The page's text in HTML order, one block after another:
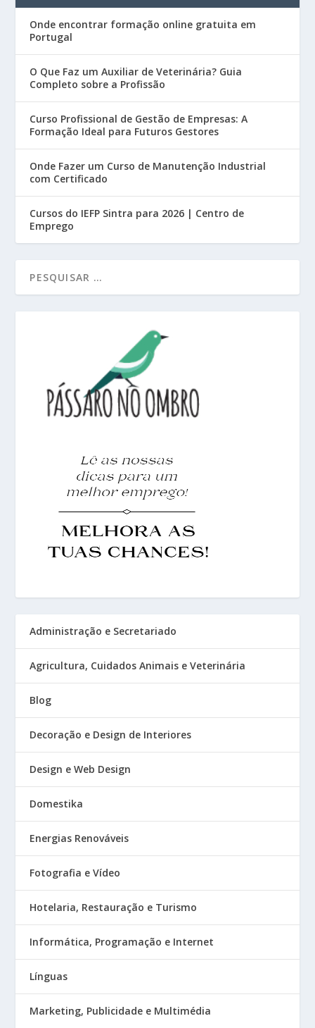
Onde encontrar formação online gratuita em
Portugal
O Que Faz um Auxiliar de Veterinária? Guia
Completo sobre a Profissão
Curso Profissional de Gestão de Empresas: A
Formação Ideal para Futuros Gestores
Onde Fazer um Curso de Manutenção Industrial
com Certificado
Cursos do IEFP Sintra para 2026 | Centro de
Emprego
Administração e Secretariado
Agricultura, Cuidados Animais e Veterinária
Blog
Decoração e Design de Interiores
Design e Web Design
Domestika
Energias Renováveis
Fotografia e Vídeo
Hotelaria, Restauração e Turismo
Informática, Programação e Internet
Línguas
Marketing, Publicidade e Multimédia